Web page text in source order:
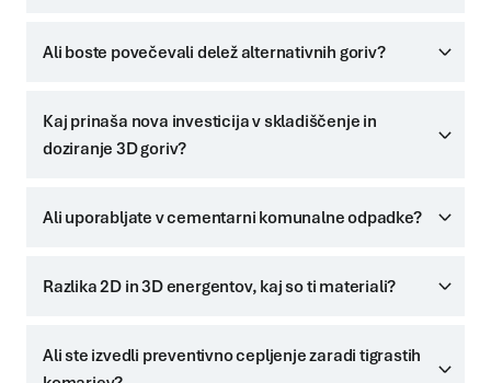
Ali boste povečevali delež alternativnih goriv?
Kaj prinaša nova investicija v skladiščenje in
doziranje 3D goriv?
Ali uporabljate v cementarni komunalne odpadke?
Razlika 2D in 3D energentov, kaj so ti materiali?
Ali ste izvedli preventivno cepljenje zaradi tigrastih